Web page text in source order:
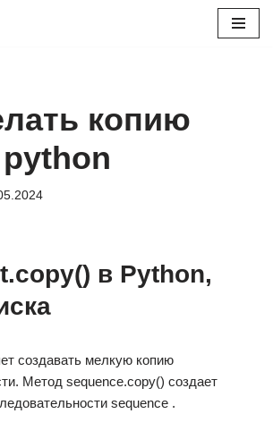
копию
в Python,
создавать мелкую копию
Метод sequence.copy() создает
sequence .